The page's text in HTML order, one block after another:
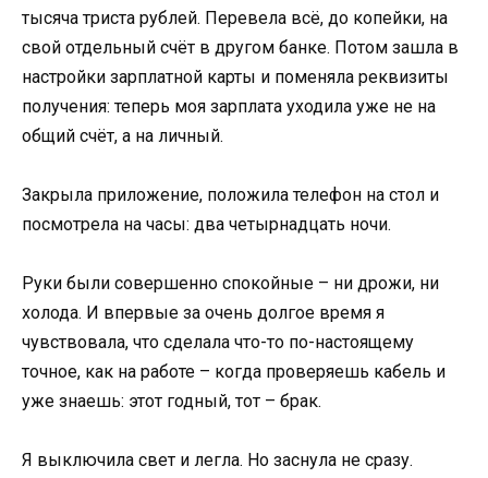
тысяча триста рублей. Перевела всё, до копейки, на
свой отдельный счёт в другом банке. Потом зашла в
настройки зарплатной карты и поменяла реквизиты
получения: теперь моя зарплата уходила уже не на
общий счёт, а на личный.
Закрыла приложение, положила телефон на стол и
посмотрела на часы: два четырнадцать ночи.
Руки были совершенно спокойные – ни дрожи, ни
холода. И впервые за очень долгое время я
чувствовала, что сделала что-то по-настоящему
точное, как на работе – когда проверяешь кабель и
уже знаешь: этот годный, тот – брак.
Я выключила свет и легла. Но заснула не сразу.